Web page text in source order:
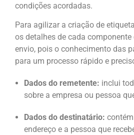
condições acordadas.
Para agilizar a criação de
os detalhes de cada
envio, pois o conhecimento das
para um processo rápido e
Dados do remetente: inclui
sobre a empresa ou pessoa
Dados do destinatário:
endereço e a pessoa que